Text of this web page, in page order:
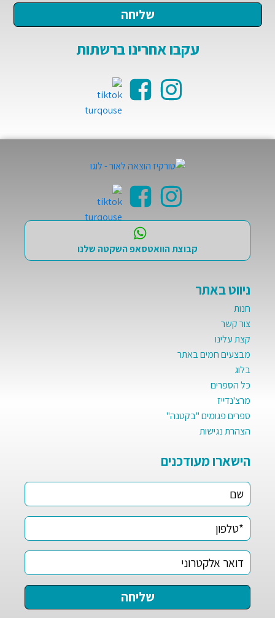
עקבו אחרינו ברשתות
קבוצת הוואטסאפ השקטה שלנו
ניווט באתר
חנות
צור קשר
קצת עלינו
מבצעים חמים באתר
בלוג
כל הספרים
מרצ'נדייז
ספרים פגומים "בקטנה"
הצהרת נגישות
הישארו מעודכנים